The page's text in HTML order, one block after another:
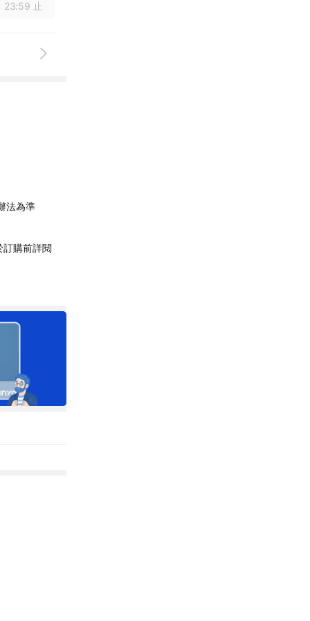
23:59 止
法為準
訂購前詳閱